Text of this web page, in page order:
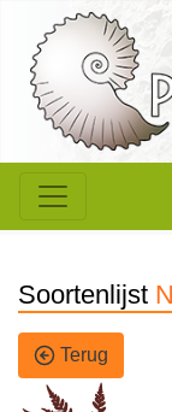
Soortenlijst
Terug